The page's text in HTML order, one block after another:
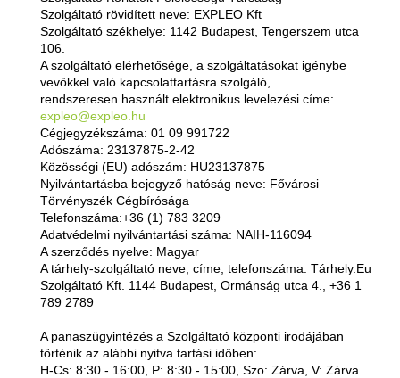
Elosztók
Gyűjtősín, sorkapocs
Fotovoltaikus és DC
Működtető- és jelzőkészülékek
Dugaszolható relék
Kis mágneskapcs.
Mágneskapcsolók
Kondenzátor kont.
Irányváltó kombinációk
Hőkioldók
Motorvédőkapcsolók
Motorindítók
Kompakt megszakítók
Kompakt kapcsolók
Légmegszakítók
Szolgáltató rövidített neve: EXPLEO Kft
Szolgáltató székhelye: 1142 Budapest, Tengerszem utca
106.
A szolgáltató elérhetősége, a szolgáltatásokat igénybe
vevőkkel való kapcsolattartásra szolgáló,
rendszeresen használt elektronikus levelezési címe:
expleo@expleo.hu
Cégjegyzékszáma: 01 09 991722
Adószáma: 23137875-2-42
Közösségi (EU) adószám: HU23137875
Nyilvántartásba bejegyző hatóság neve: Fővárosi
Törvényszék Cégbírósága
Telefonszáma:+36 (1) 783 3209
Adatvédelmi nyilvántartási száma: NAIH-116094
A szerződés nyelve: Magyar
A tárhely-szolgáltató neve, címe, telefonszáma: Tárhely.Eu
Szolgáltató Kft. 1144 Budapest, Ormánság utca 4., +36 1
789 2789
A panaszügyintézés a Szolgáltató központi irodájában
történik az alábbi nyitva tartási időben:
H-Cs: 8:30 - 16:00, P: 8:30 - 15:00, Szo: Zárva, V: Zárva